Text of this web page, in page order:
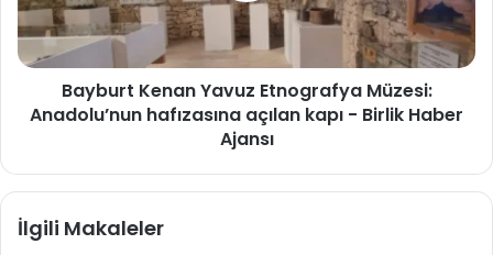
Haber
Bayburt Kenan Yavuz Etnografya Müzesi:
Anadolu’nun hafızasına açılan kapı - Birlik Haber
Ajansı
İlgili Makaleler